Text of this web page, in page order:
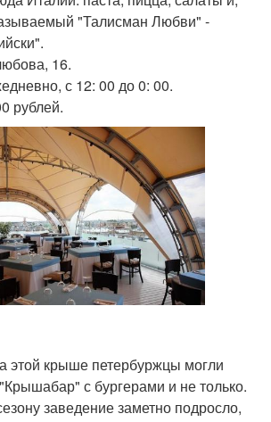
"Талисман Любви" -
16.
с 12: 00 до 0: 00.
рублей.
этой крыше петербуржцы могли
с бургерами и не только.
заведение заметно подросло,